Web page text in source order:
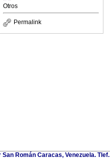
Otros
Permalink
Román Caracas, Venezuela. Tlef.